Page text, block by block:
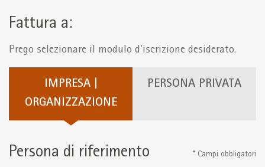
Fattura a:
Prego selezionare il modulo d'iscrizione desiderato.
IMPRESA |
ORGANIZZAZIONE
PERSONA PRIVATA
Persona di riferimento * Campi obbligatori